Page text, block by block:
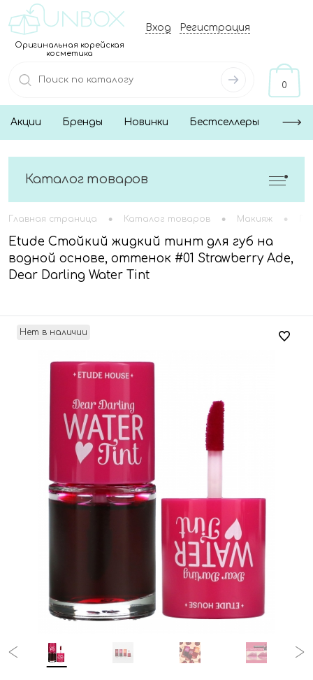
Оригинальная корейская
косметика
Вход Регистрация
0
Акции Бренды Новинки Бестселлеры
Каталог товаров
Главная страница • Каталог товаров • Макияж •
Etude Стойкий жидкий тинт для губ на
водной основе, оттенок #01 Strawberry Ade,
Dear Darling Water Tint
Нет в наличии